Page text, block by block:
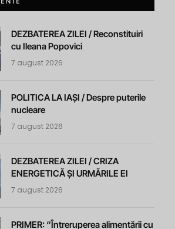
DEZBATEREA ZILEI / Reconstituiri
cu Ileana Popovici
7 august 2026
POLITICA LA IAȘI / Despre puterile
nucleare
7 august 2026
DEZBATEREA ZILEI / CRIZA
ENERGETICĂ ȘI URMĂRILE EI
7 august 2026
PRIMER: “Întreruperea alimentării cu